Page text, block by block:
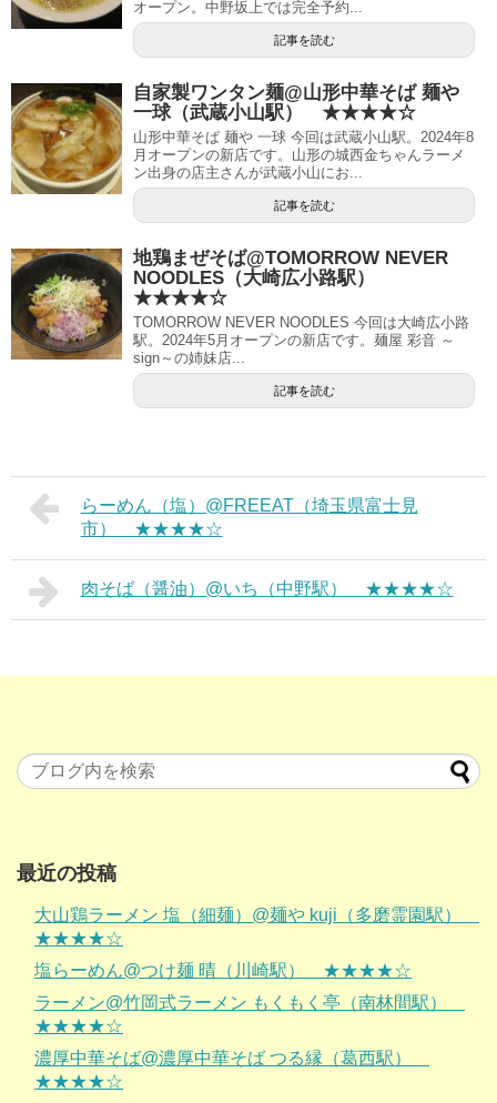
オープン。中野坂上では完全予約...
記事を読む
自家製ワンタン麺@山形中華そば 麺や
一球（武蔵小山駅） ★★★★☆
山形中華そば 麺や 一球 今回は武蔵小山駅。2024年8
月オープンの新店です。山形の城西金ちゃんラーメ
ン出身の店主さんが武蔵小山にお...
記事を読む
地鶏まぜそば@TOMORROW NEVER
NOODLES（大崎広小路駅）
★★★★☆
TOMORROW NEVER NOODLES 今回は大崎広小路
駅。2024年5月オープンの新店です。麺屋 彩音 ～
sign～の姉妹店...
記事を読む
らーめん（塩）@FREEAT（埼玉県富士見
市） ★★★★☆
肉そば（醤油）@いち（中野駅） ★★★★☆
最近の投稿
大山鶏ラーメン 塩（細麺）@麺や kuji（多磨霊園駅）
★★★★☆
塩らーめん@つけ麺 晴（川崎駅） ★★★★☆
ラーメン@竹岡式ラーメン もくもく亭（南林間駅）
★★★★☆
濃厚中華そば@濃厚中華そば つる縁（葛西駅）
★★★★☆